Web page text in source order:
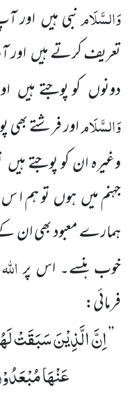
وَالسَّلَامنبی ہیں اور
تعریف کرتے ہیں اور
دونوں کو پوجتے ہیں
وَالسَّلَاماور فرشتے
وغیرہ ان کو پوجتے
جہنم میں ہوں تو ہم ا
ہمارے معبود بھی ان کے
خوب ہنسے۔ اس پر
فرمائی:
’’اِنَّ الَّذِیْنَ سَبَقَتْ
عَنْهَا